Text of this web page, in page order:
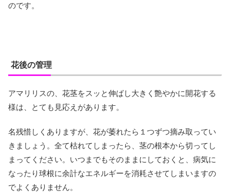
のです。
花後の管理
アマリリスの、花茎をスッと伸ばし大きく艶やかに開花する
様は、とても見応えがあります。
名残惜しくありますが、花が萎れたら１つずつ摘み取ってい
きましょう。全て枯れてしまったら、茎の根本から切ってし
まってください。いつまでもそのままにしておくと、病気に
なったり球根に余計なエネルギーを消耗させてしまいますの
でよくありません。